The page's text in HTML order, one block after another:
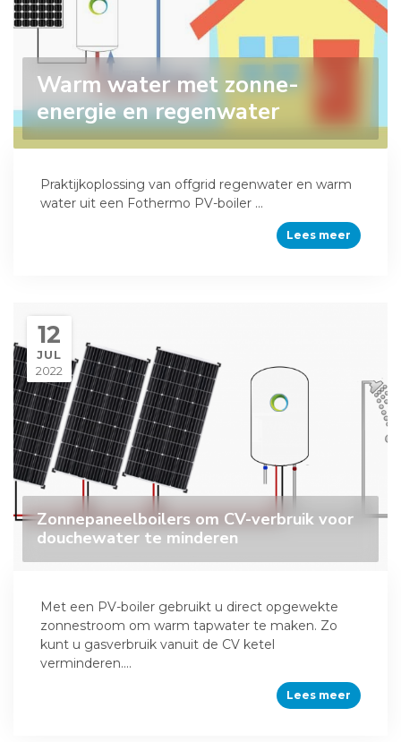
Warm water met zonne-
energie en regenwater
Praktijkoplossing van offgrid regenwater en warm
water uit een Fothermo PV-boiler ...
Lees meer
12
JUL
2022
Zonnepaneelboilers om CV-verbruik voor
douchewater te minderen
Met een PV-boiler gebruikt u direct opgewekte
zonnestroom om warm tapwater te maken. Zo
kunt u gasverbruik vanuit de CV ketel
verminderen....
Lees meer